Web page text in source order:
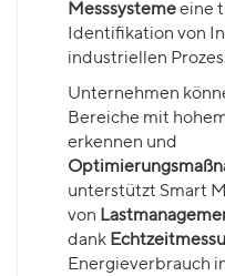
Messsystemeeine
Identifikation von
industriellen
Unternehmen
Bereiche mit
erkennen und
unterstützt Smart
von
dank
Energieverbrauch